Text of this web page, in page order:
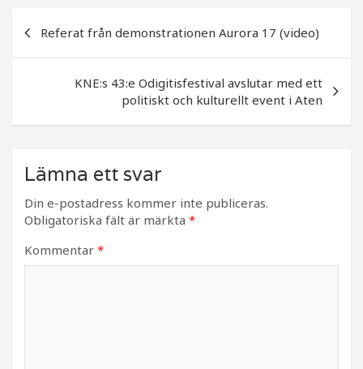
o
o
Referat från demonstrationen Aurora 17 (video)
KNE:s 43:e Odigitisfestival avslutar med ett
politiskt och kulturellt event i Aten
Lämna ett svar
Din e-postadress kommer inte publiceras.
Obligatoriska fält är märkta *
Kommentar *